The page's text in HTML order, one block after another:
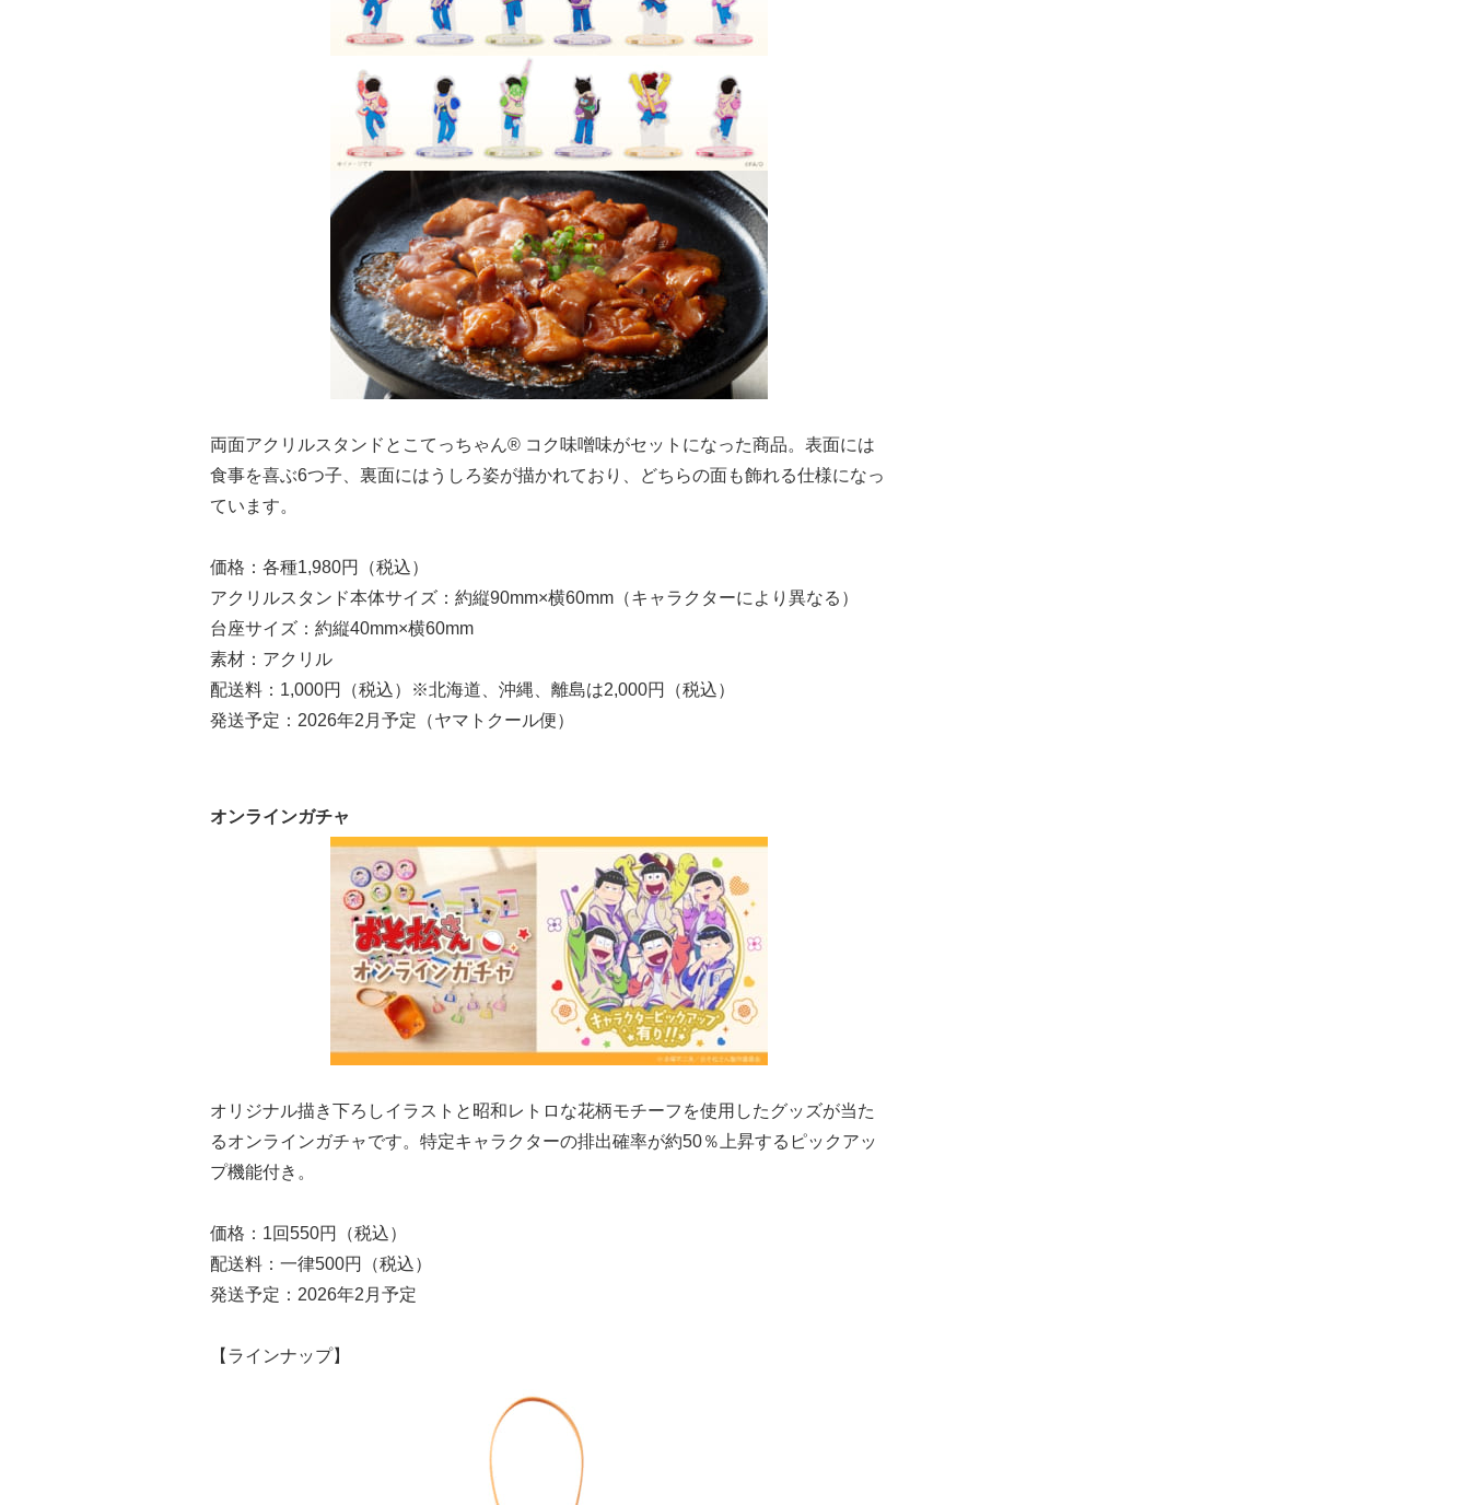
両面アクリルスタンドとこてっちゃん® コク味噌味がセットになった商品。表面には
食事を喜ぶ6つ子、裏面にはうしろ姿が描かれており、どちらの面も飾れる仕様になっ
ています。
価格：各種1,980円（税込）
アクリルスタンド本体サイズ：約縦90mm×横60mm（キャラクターにより異なる）
台座サイズ：約縦40mm×横60mm
素材：アクリル
配送料：1,000円（税込）※北海道、沖縄、離島は2,000円（税込）
発送予定：2026年2月予定（ヤマトクール便）
オンラインガチャ
オリジナル描き下ろしイラストと昭和レトロな花柄モチーフを使用したグッズが当た
るオンラインガチャです。特定キャラクターの排出確率が約50％上昇するピックアッ
プ機能付き。
価格：1回550円（税込）
配送料：一律500円（税込）
発送予定：2026年2月予定
【ラインナップ】